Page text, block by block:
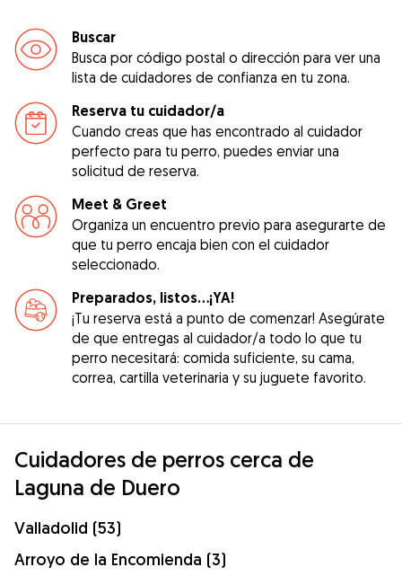
Buscar
Busca por código postal o dirección para ver una
lista de cuidadores de confianza en tu zona.
Reserva tu cuidador/a
Cuando creas que has encontrado al cuidador
perfecto para tu perro, puedes enviar una
solicitud de reserva.
Meet & Greet
Organiza un encuentro previo para asegurarte de
que tu perro encaja bien con el cuidador
seleccionado.
Preparados, listos...¡YA!
¡Tu reserva está a punto de comenzar! Asegúrate
de que entregas al cuidador/a todo lo que tu
perro necesitará: comida suficiente, su cama,
correa, cartilla veterinaria y su juguete favorito.
Cuidadores de perros cerca de
Laguna de Duero
Valladolid (53)
Arroyo de la Encomienda (3)